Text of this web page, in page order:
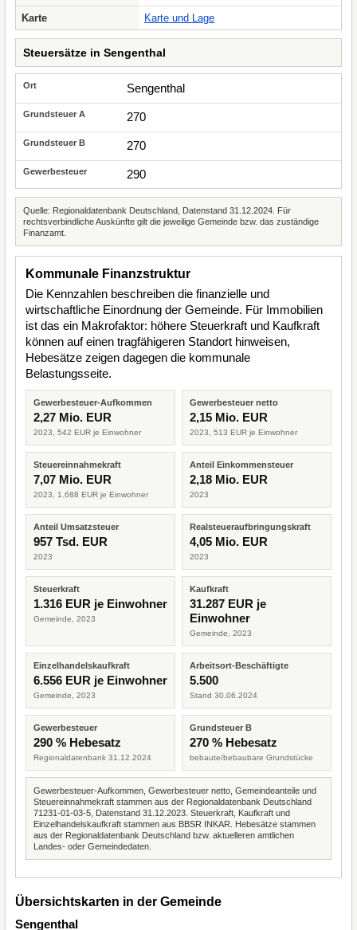
Karte
Karte und Lage
Steuersätze in Sengenthal
Sengenthal
270
270
290
Quelle: Regionaldatenbank Deutschland, Datenstand 31.12.2024. Für
rechtsverbindliche Auskünfte gilt die jeweilige Gemeinde bzw. das zuständige
Finanzamt.
Kommunale Finanzstruktur
Die Kennzahlen beschreiben die finanzielle und
wirtschaftliche Einordnung der Gemeinde. Für Immobilien
ist das ein Makrofaktor: höhere Steuerkraft und Kaufkraft
können auf einen tragfähigeren Standort hinweisen,
Hebesätze zeigen dagegen die kommunale
Belastungsseite.
Gewerbesteuer-Aufkommen
2,27 Mio. EUR
2023, 542 EUR je Einwohner
Gewerbesteuer netto
2,15 Mio. EUR
2023, 513 EUR je Einwohner
Steuereinnahmekraft
7,07 Mio. EUR
2023, 1.688 EUR je Einwohner
Anteil Einkommensteuer
2,18 Mio. EUR
2023
Anteil Umsatzsteuer
957 Tsd. EUR
2023
Realsteueraufbringungskraft
4,05 Mio. EUR
2023
Steuerkraft
1.316 EUR je Einwohner
Gemeinde, 2023
Kaufkraft
31.287 EUR je
Einwohner
Gemeinde, 2023
Einzelhandelskaufkraft
6.556 EUR je Einwohner
Gemeinde, 2023
Arbeitsort-Beschäftigte
5.500
Stand 30.06.2024
Gewerbesteuer
290 % Hebesatz
Regionaldatenbank 31.12.2024
Grundsteuer B
270 % Hebesatz
bebaute/bebaubare Grundstücke
Gewerbesteuer-Aufkommen, Gewerbesteuer netto, Gemeindeanteile und
Steuereinnahmekraft stammen aus der Regionaldatenbank Deutschland
71231-01-03-5, Datenstand 31.12.2023. Steuerkraft, Kaufkraft und
Einzelhandelskaufkraft stammen aus BBSR INKAR. Hebesätze stammen
aus der Regionaldatenbank Deutschland bzw. aktuelleren amtlichen
Landes- oder Gemeindedaten.
Übersichtskarten in der Gemeinde
Sengenthal